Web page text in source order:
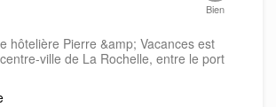
Bien
hôtelière Pierre &amp; Vacances est
ville de La Rochelle, entre le port